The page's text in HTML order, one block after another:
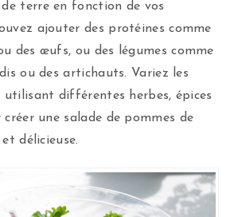
terre en fonction de vos
ajouter des protéines comme
des œufs, ou des légumes comme
ou des artichauts. Variez les
utilisant différentes herbes, épices
une salade de pommes de
délicieuse.